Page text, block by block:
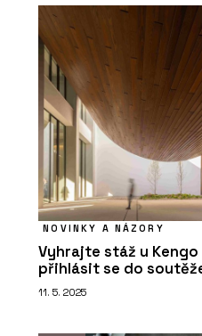
NOVINKY A NÁZORY
Vyhrajte stáž u Kengo
přihlásit se do
11. 5. 2025